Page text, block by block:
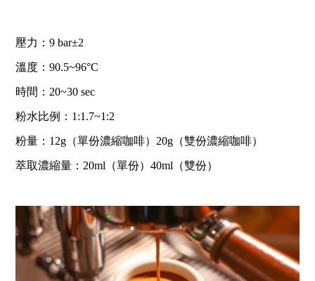
壓力：9 bar±2
溫度：90.5~96°C
時間：20~30 sec
粉水比例：1:1.7~1:2
粉量：12g（單份濃縮咖啡）20g（雙份濃縮咖啡）
萃取濃縮量：20ml（單份）40ml（雙份）